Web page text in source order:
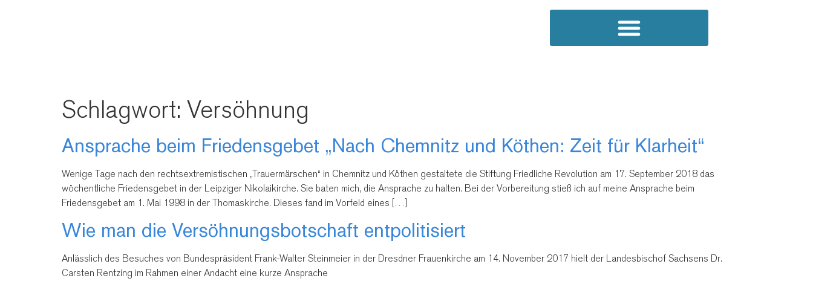
Schlagwort: Versöhnung
Ansprache beim Friedensgebet „Nach Chemnitz und Köthen: Zeit für Klarheit“
Wenige Tage nach den rechtsextremistischen „Trauermärschen“ in Chemnitz und Köthen gestaltete die Stiftung Friedliche Revolution am 17. September 2018 das
wöchentliche Friedensgebet in der Leipziger Nikolaikirche. Sie baten mich, die Ansprache zu halten. Bei der Vorbereitung stieß ich auf meine Ansprache beim
Friedensgebet am 1. Mai 1998 in der Thomaskirche. Dieses fand im Vorfeld eines […]
Wie man die Versöhnungsbotschaft entpolitisiert
Anlässlich des Besuches von Bundespräsident Frank-Walter Steinmeier in der Dresdner Frauenkirche am 14. November 2017 hielt der Landesbischof Sachsens Dr.
Carsten Rentzing im Rahmen einer Andacht eine kurze Ansprache